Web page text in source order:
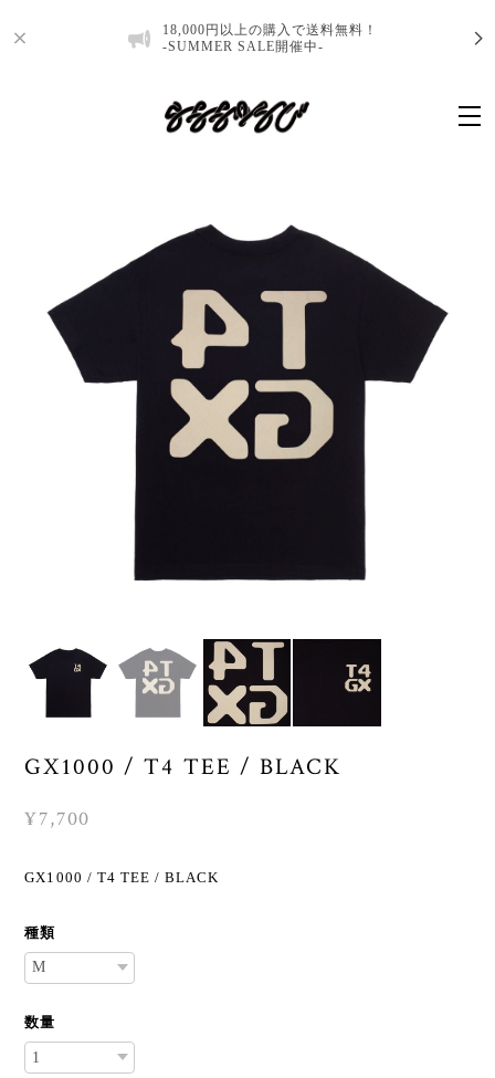
18,000円以上の購入で送料無料！
-SUMMER SALE開催中-
GX1000 / T4 TEE / BLACK
¥7,700
GX1000 / T4 TEE / BLACK
種類
数量